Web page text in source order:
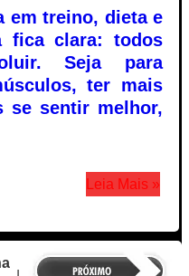
em treino, dieta e
fica clara: todos
Seja para
ter mais
se sentir melhor,
Leia Mais »